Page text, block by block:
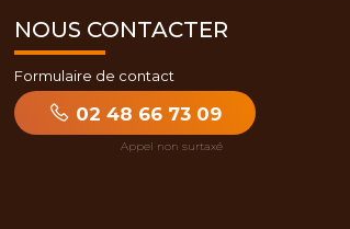
NOUS CONTACTER
Formulaire de contact
02 48 66 73 09